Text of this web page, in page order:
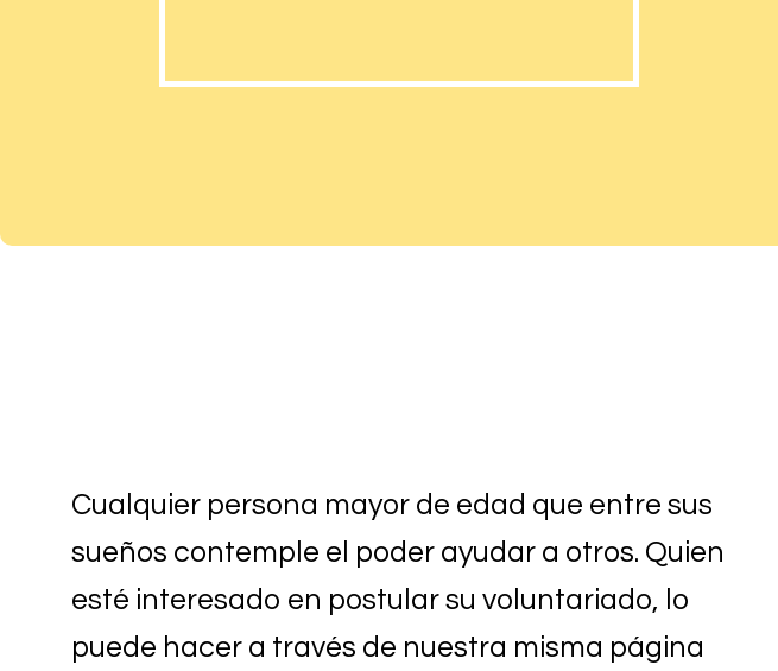
Cualquier persona mayor de edad que entre sus
sueños contemple el poder ayudar a otros. Quien
esté interesado en postular su voluntariado, lo
puede hacer a través de nuestra misma página